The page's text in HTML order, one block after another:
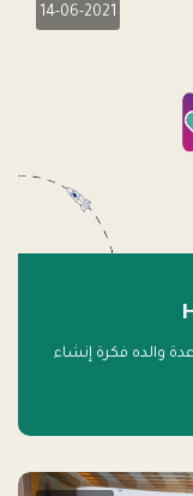
14-06-2021
والده فكرة إنشاء